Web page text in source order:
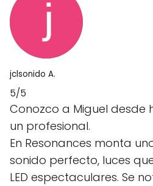
jclsonido A.
5/5
Conozco a Miguel desde
un profesional.
En Resonances monta
sonido perfecto, luces
LED espectaculares. Se